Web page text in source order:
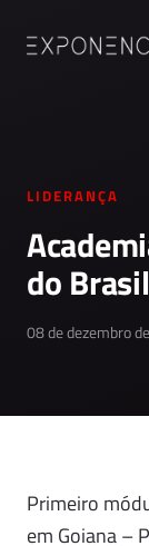
LIDERANÇA
do
08 de dezembro
Primeiro
em Goiana –